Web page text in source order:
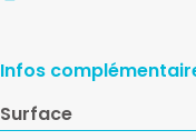
Infos
Surface